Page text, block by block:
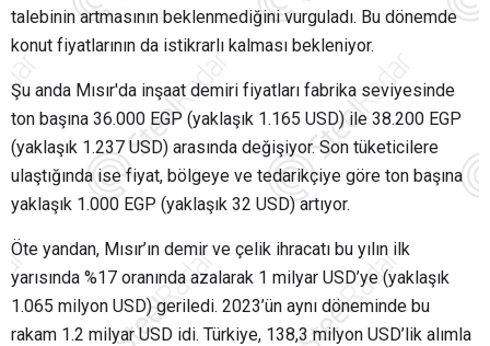
talebinin artmasının beklenmediğini vurguladı. Bu dönemde
konut fiyatlarının da istikrarlı kalması bekleniyor.
Şu anda Mısır'da inşaat demiri fiyatları fabrika seviyesinde
ton başına 36.000 EGP (yaklaşık 1.165 USD) ile 38.200 EGP
(yaklaşık 1.237 USD) arasında değişiyor. Son tüketicilere
ulaştığında ise fiyat, bölgeye ve tedarikçiye göre ton başına
yaklaşık 1.000 EGP (yaklaşık 32 USD) artıyor.
Öte yandan, Mısır’ın demir ve çelik ihracatı bu yılın ilk
yarısında %17 oranında azalarak 1 milyar USD’ye (yaklaşık
1.065 milyon USD) geriledi. 2023’ün aynı döneminde bu
rakam 1.2 milyar USD idi. Türkiye, 138,3 milyon USD’lik alımla